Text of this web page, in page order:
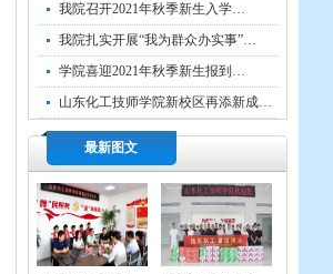
我院召开2021年秋季新生入学…
我院扎实开展“我为群众办实事”…
学院喜迎2021年秋季新生报到…
山东化工技师学院新校区再添新成…
最新图文